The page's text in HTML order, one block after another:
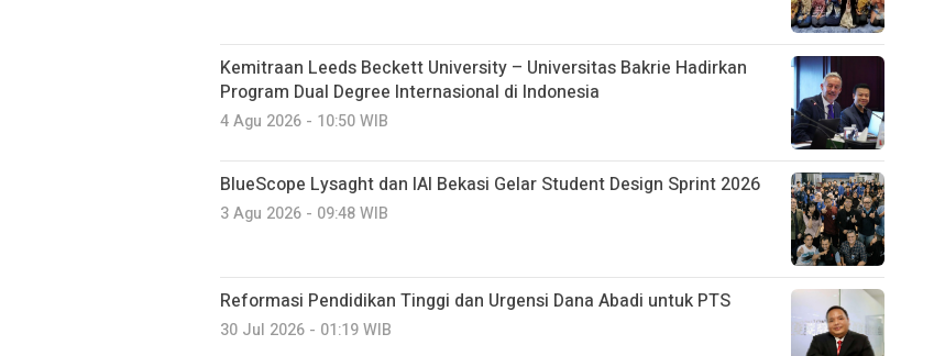
Kemitraan Leeds Beckett University – Universitas Bakrie Hadirkan
Program Dual Degree Internasional di Indonesia
4 Agu 2026 - 10:50 WIB
BlueScope Lysaght dan IAI Bekasi Gelar Student Design Sprint 2026
3 Agu 2026 - 09:48 WIB
Reformasi Pendidikan Tinggi dan Urgensi Dana Abadi untuk PTS
30 Jul 2026 - 01:19 WIB